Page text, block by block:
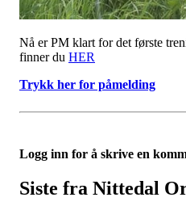
Nå er PM klart for det første
finner du HER
Trykk her for påmelding
Logg inn for å skrive en
Siste fra Nittedal